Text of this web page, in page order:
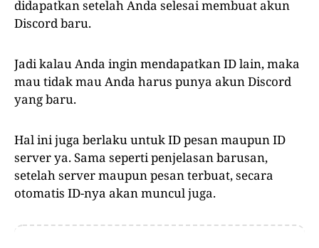
didapatkan setelah Anda selesai membuat akun
Discord baru.
Jadi kalau Anda ingin mendapatkan ID lain, maka
mau tidak mau Anda harus punya akun Discord
yang baru.
Hal ini juga berlaku untuk ID pesan maupun ID
server ya. Sama seperti penjelasan barusan,
setelah server maupun pesan terbuat, secara
otomatis ID-nya akan muncul juga.